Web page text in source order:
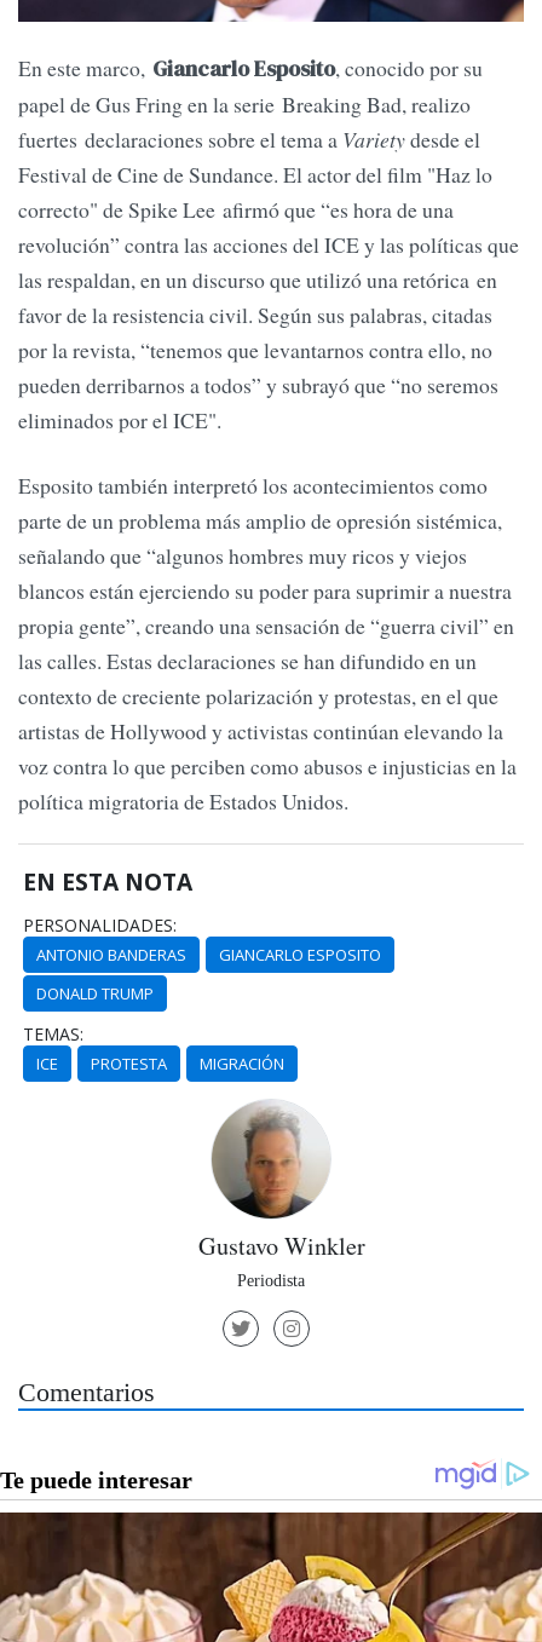
En este marco, Giancarlo Esposito, conocido por su
papel de Gus Fring en la serie Breaking Bad, realizo
fuertes declaraciones sobre el tema a Varietydesde el
Festival de Cine de Sundance. El actor del film "Haz lo
correcto" de Spike Lee afirmó que “es hora de una
revolución” contra las acciones del ICE y las políticas que
las respaldan, en un discurso que utilizó una retórica en
favor de la resistencia civil. Según sus palabras, citadas
por la revista, “tenemos que levantarnos contra ello, no
pueden derribarnos a todos” y subrayó que “no seremos
eliminados por el ICE".
Esposito también interpretó los acontecimientos como
parte de un problema más amplio de opresión sistémica,
señalando que “algunos hombres muy ricos y viejos
blancos están ejerciendo su poder para suprimir a nuestra
propia gente”, creando una sensación de “guerra civil” en
las calles. Estas declaraciones se han difundido en un
contexto de creciente polarización y protestas, en el que
artistas de Hollywood y activistas continúan elevando la
voz contra lo que perciben como abusos e injusticias en la
política migratoria de Estados Unidos.
EN ESTA NOTA
PERSONALIDADES:
ANTONIO BANDERAS
GIANCARLO ESPOSITO
DONALD TRUMP
TEMAS:
ICE PROTESTA MIGRACIÓN
Gustavo Winkler
Periodista
Comentarios